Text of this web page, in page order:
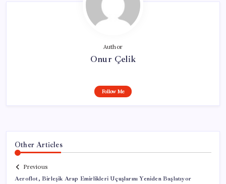
Author
Onur Çelik
Follow Me
Other Articles
Previous
Aeroflot, Birleşik Arap Emirlikleri Uçuşlarını Yeniden Başlatıyor